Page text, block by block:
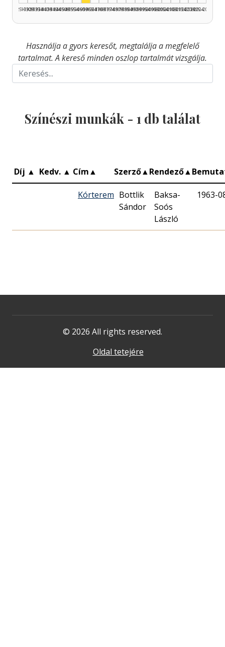
1925–1929
1930–1934
1935–1939
1940–1944
1945–1949
1950–1954
1955–1959
1960–1964
1965–1969
1970–1974
1975–1979
1980–1984
1985–1989
1990–1994
1995–1999
2000–2004
2005–2009
2010–2014
2015–2019
2020–2024
2025–2026
Használja a gyors keresőt, megtalálja a megfelelő
tartalmat. A kereső minden oszlop tartalmát vizsgálja.
Színészi munkák - 1 db találat
Díj ▲ Kedv. ▲ Cím▲ Szerző▲Rendező▲
Kórterem Bottlik
Sándor
Baksa-
Soós
László
1963-
© 2026 All rights reserved.
Oldal tetejére